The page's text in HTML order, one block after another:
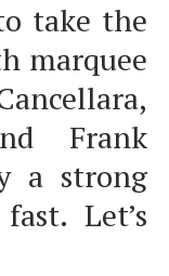
take the
marquee
Frank
a strong
Let’s